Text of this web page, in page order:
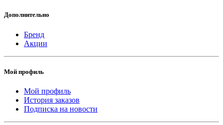
Дополнительно
Бренд
Акции
Мой профиль
Мой профиль
История заказов
Подписка на новости